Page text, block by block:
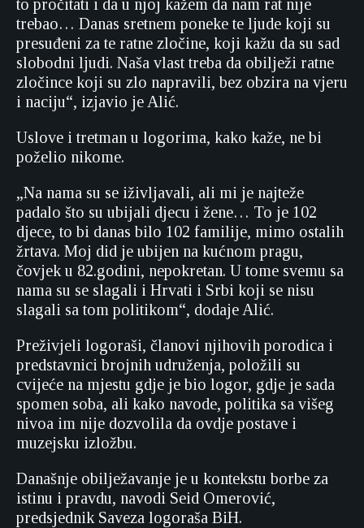
to pročitati i da u njoj kažem da nam rat nije
trebao… Danas sretnem poneke te ljude koji su
presuđeni za te ratne zločine, koji kažu da su sad
slobodni ljudi. Naša vlast treba da obilježi ratne
zločince koji su zlo napravili, bez obzira na vjeru
i naciju“, izjavio je Alić.
Uslove i tretman u logorima, kako kaže, ne bi
poželio nikome.
„Na nama su se iživljavali, ali mi je najteže
padalo što su ubijali djecu i žene… To je 102
djece, to bi danas bilo 102 familije, mimo ostalih
žrtava. Moj did je ubijen na kućnom pragu,
čovjek u 82.godini, nepokretan. U tome svemu sa
nama su se slagali i Hrvati i Srbi koji se nisu
slagali sa tom politikom“, dodaje Alić.
Preživjeli logoraši, članovi njihovih porodica i
predstavnici brojnih udruženja, položili su
cvijeće na mjestu gdje je bio logor, gdje je sada
spomen soba, ali kako navode, politika sa višeg
nivoa im nije dozvolila da ovdje postave i
muzejsku izložbu.
Današnje obilježavanje je u kontekstu borbe za
istinu i pravdu, navodi Seid Omerović,
predsjednik Saveza logoraša BiH.